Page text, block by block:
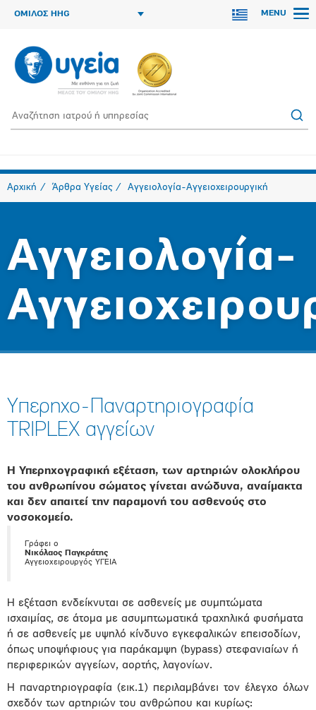
ΟΜΙΛΟΣ HHG MENU
Αρχική Άρθρα Υγείας Αγγειολογία-Αγγειοχειρουργική
Αγγειολογία-
Υπερηχο-Παναρτηριογραφία
TRIPLEX αγγείων
Η Υπερηχογραφική εξέταση, των αρτηριών ολοκλήρου
του ανθρωπίνου σώματος γίνεται ανώδυνα, αναίμακτα
και δεν απαιτεί την παραμονή του ασθενούς στο
νοσοκομείο.
Γράφει ο
Νικόλαος Παγκράτης
Αγγειοχειρουργός ΥΓΕΙΑ
Η εξέταση ενδείκνυται σε ασθενείς με συμπτώματα
ισχαιμίας, σε άτομα με ασυμπτωματικά τραχηλικά φυσήματα
ή σε ασθενείς με υψηλό κίνδυνο εγκεφαλικών επεισοδίων,
όπως υποψήφιους για παράκαμψη (bypass) στεφανιαίων ή
περιφερικών αγγείων, αορτής, λαγονίων.
Η παναρτηριογραφία (εικ.1) περιλαμβάνει τον έλεγχο όλων
σχεδόν των αρτηριών του ανθρώπου και κυρίως: